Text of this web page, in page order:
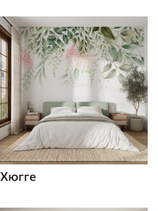
Хюгге